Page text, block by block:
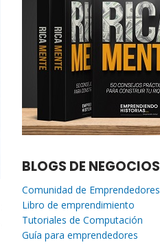
BLOGS DE NEGOCIOS
Comunidad de Emprendedores
Libro de emprendimiento
Tutoriales de Computación
Guía para emprendedores